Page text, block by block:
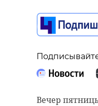
Вечер